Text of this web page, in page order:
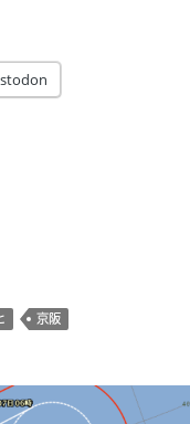
京阪